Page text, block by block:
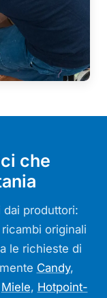
che
dai produttori:
originali
le richieste di
Candy,
Miele, Hotpoint-